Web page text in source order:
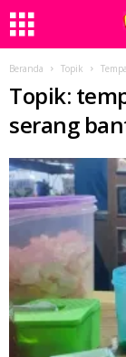
Beranda Topik
Topik:
serang